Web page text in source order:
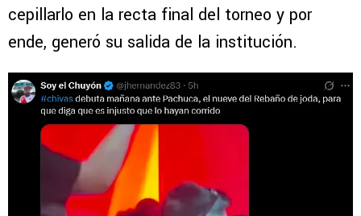
cepillarlo en la recta final del torneo y por
ende, generó su salida de la institución.